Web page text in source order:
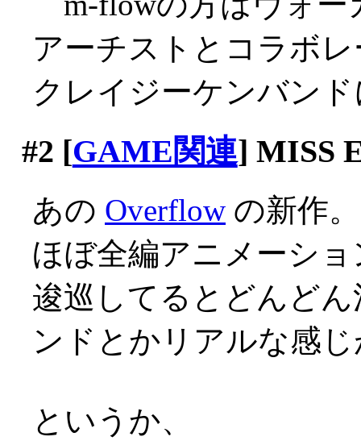
アーチストとコラボ
クレイジーケンバン
#2 [GAME関連] MISS
あの Overflow の新作。
ほぼ全編アニメーシ
逡巡してるとどんど
ンドとかリアルな感
というか、